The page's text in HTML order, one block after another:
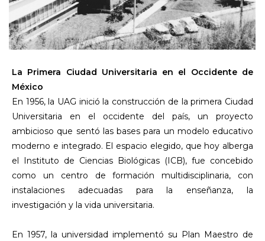
La Primera Ciudad Universitaria en el Occidente de
México
En 1956, la UAG inició la construcción de la primera Ciudad
Universitaria en el occidente del país, un proyecto
ambicioso que sentó las bases para un modelo educativo
moderno e integrado. El espacio elegido, que hoy alberga
el Instituto de Ciencias Biológicas (ICB), fue concebido
como un centro de formación multidisciplinaria, con
instalaciones adecuadas para la enseñanza, la
investigación y la vida universitaria.
En 1957, la universidad implementó su Plan Maestro de